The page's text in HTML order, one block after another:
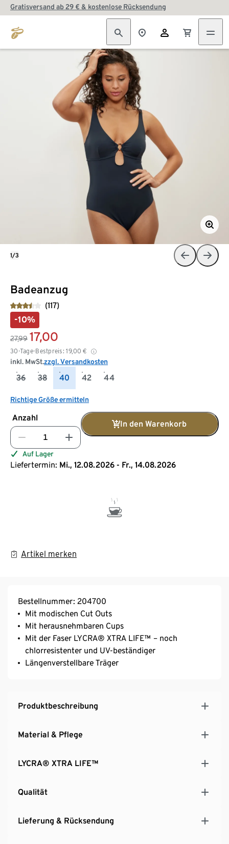
Gratisversand ab 29 € & kostenlose Rücksendung
Badeanzug
(117)
-10%
27,99 17,00
30-Tage-Bestpreis: 19,00 €
inkl. MwSt.zzgl. Versandkosten
36 38 40 42 44
Richtige Größe ermitteln
Anzahl
In den Warenkorb
Auf Lager
Liefertermin: Mi., 12.08.2026 - Fr., 14.08.2026
Artikel merken
1/3
Bestellnummer: 204700
Mit modischen Cut Outs
Mit herausnehmbaren Cups
Mit der Faser LYCRA® XTRA LIFE™ – noch
chlorresistenter und UV-beständiger
Längenverstellbare Träger
Produktbeschreibung
Material & Pflege
LYCRA® XTRA LIFE™
Qualität
Lieferung & Rücksendung